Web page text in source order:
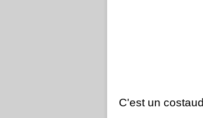
C'est un costaud